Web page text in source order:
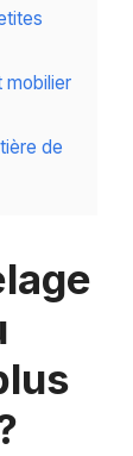
mobilier
de